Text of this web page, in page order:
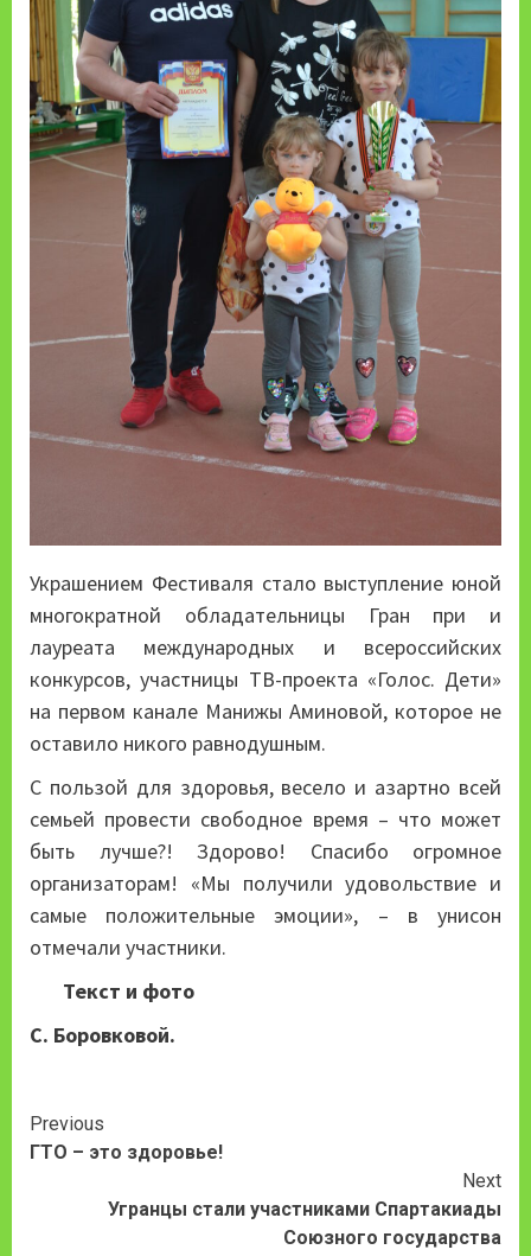
Украшением Фестиваля стало выступление юной
многократной обладательницы Гран при и
лауреата международных и всероссийских
конкурсов, участницы ТВ-проекта «Голос. Дети»
на первом канале Манижы Аминовой, которое не
оставило никого равнодушным.
С пользой для здоровья, весело и азартно всей
семьей провести свободное время – что может
быть лучше?! Здорово! Спасибо огромное
организаторам! «Мы получили удовольствие и
самые положительные эмоции», – в унисон
отмечали участники.
Текст и фото
С. Боровковой.
Continue
Reading
Previous
ГТО – это здоровье!
Next
Угранцы стали участниками Спартакиады
Союзного государства